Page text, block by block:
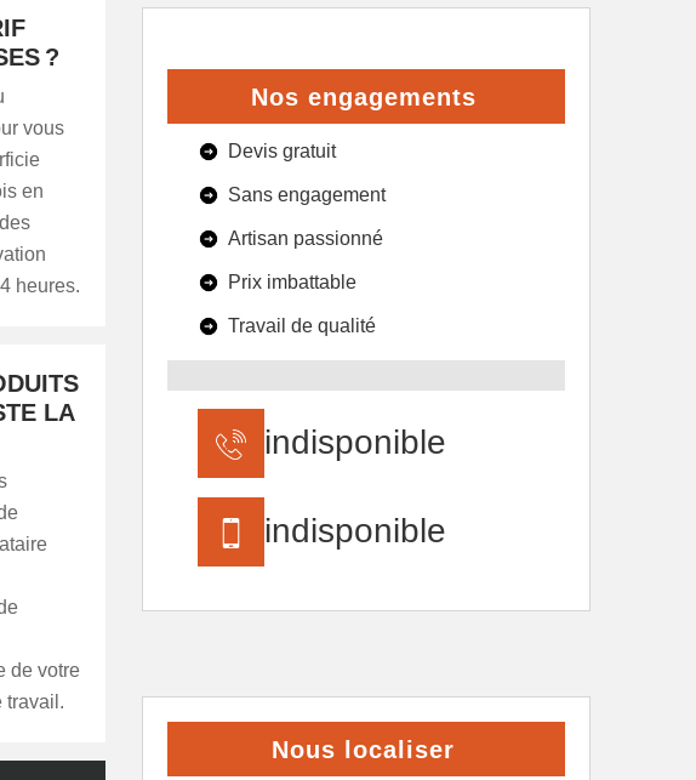
?
vous
en
heures.
LA
de votre
travail.
Nos engagements
Devis gratuit
Sans engagement
Artisan passionné
Prix imbattable
Travail de qualité
indisponible
indisponible
Nous localiser